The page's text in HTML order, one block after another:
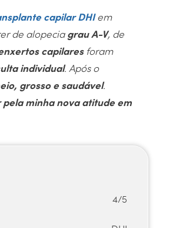
capilar DHIem
de alopeciagrau A-V, de
capilaresforam
individual. Após o
grosso e saudável.
pela minha nova atitude em
4/5